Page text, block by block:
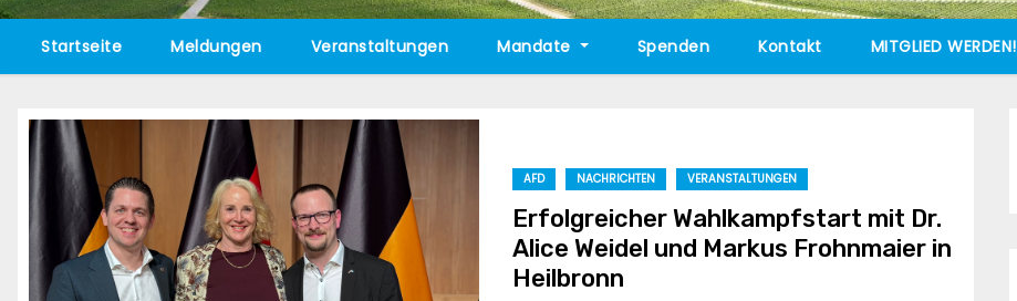
Startseite Meldungen Veranstaltungen Mandate Spenden Kontakt MITGLIED WERDEN!
AFD NACHRICHTEN VERANSTALTUNGEN
Erfolgreicher Wahlkampfstart mit Dr.
Alice Weidel und Markus Frohnmaier in
Heilbronn